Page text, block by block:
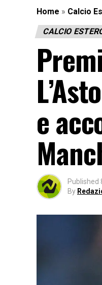
Home » Calcio
CALCIO
e
Published
By